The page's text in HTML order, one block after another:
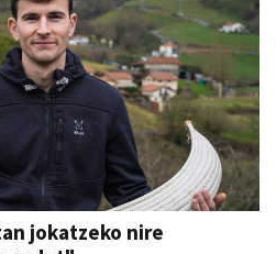
jokatzeko nire